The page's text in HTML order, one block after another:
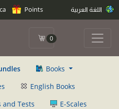
Points
0
Books
English Books
and Tests
E-Scales